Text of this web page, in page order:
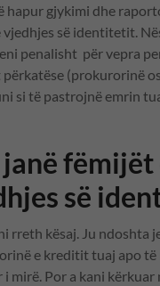
hapur gjykimi dhe
së identitetit.
penalisht për vepra
(prokurorinë
si të pastrojnë emrin
janë
së
rreth kësaj. Ju ndoshta
e kreditit tuaj apo
mirë. Por a kani kërkuar